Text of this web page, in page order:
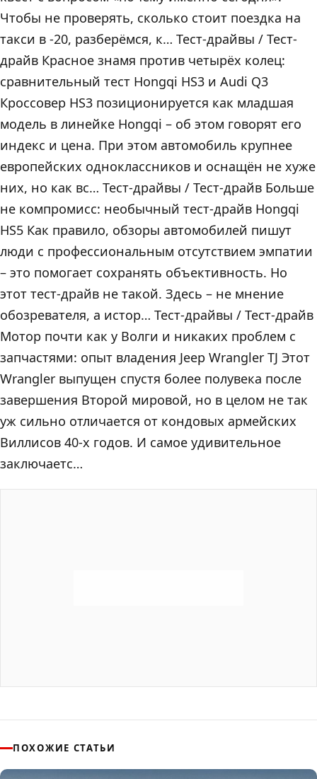
Чтобы не проверять, сколько стоит поездка на
такси в -20, разберёмся, к… Тест-драйвы / Тест-
драйв Красное знамя против четырёх колец:
сравнительный тест Hongqi HS3 и Audi Q3
Кроссовер HS3 позиционируется как младшая
модель в линейке Hongqi – об этом говорят его
индекс и цена. При этом автомобиль крупнее
европейских одноклассников и оснащён не хуже
них, но как вс… Тест-драйвы / Тест-драйв Больше
не компромисс: необычный тест-драйв Hongqi
HS5 Как правило, обзоры автомобилей пишут
люди с профессиональным отсутствием эмпатии
– это помогает сохранять объективность. Но
этот тест-драйв не такой. Здесь – не мнение
обозревателя, а истор… Тест-драйвы / Тест-драйв
Мотор почти как у Волги и никаких проблем с
запчастями: опыт владения Jeep Wrangler TJ Этот
Wrangler выпущен спустя более полувека после
завершения Второй мировой, но в целом не так
уж сильно отличается от кондовых армейских
Виллисов 40-х годов. И самое удивительное
заключаетс…
ПОХОЖИЕ СТАТЬИ